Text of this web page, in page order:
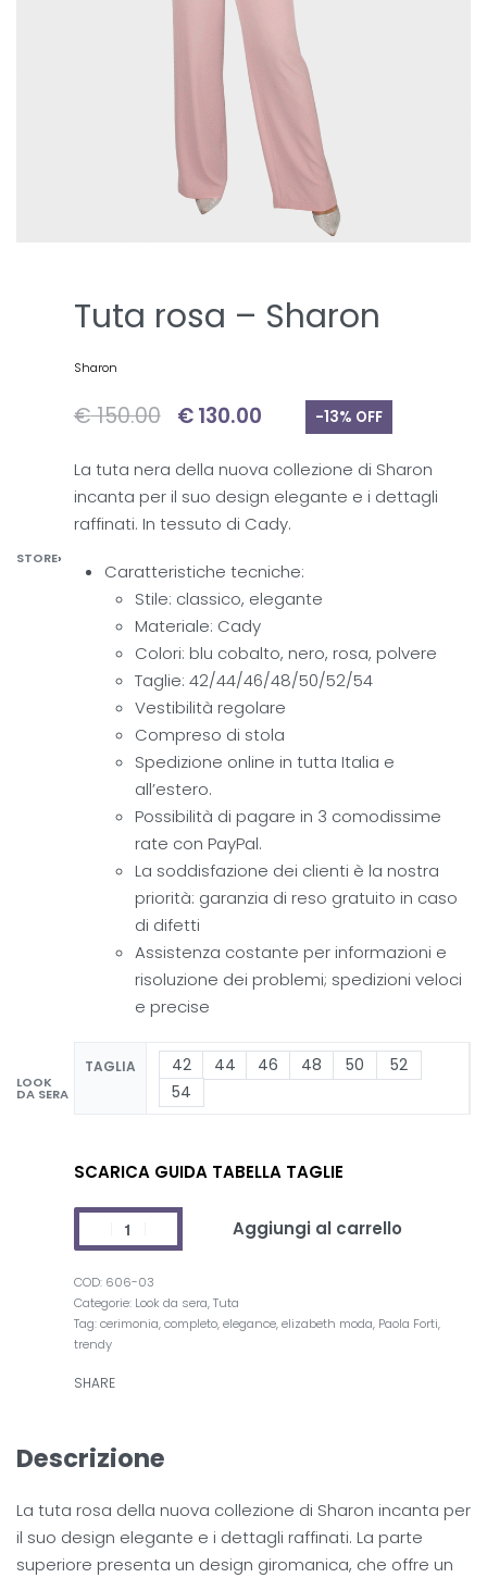
STORE›
LOOK
DA SERA
Tuta rosa – Sharon
Sharon
€150.00 €130.00 -13% OFF
La tuta nera della nuova collezione di Sharon
incanta per il suo design elegante e i dettagli
raffinati. In tessuto di Cady.
Caratteristiche tecniche:
Stile: classico, elegante
Materiale: Cady
Colori: blu cobalto, nero, rosa, polvere
Taglie: 42/44/46/48/50/52/54
Vestibilità regolare
Compreso di stola
Spedizione online in tutta Italia e
all’estero.
Possibilità di pagare in 3 comodissime
rate con PayPal.
La soddisfazione dei clienti è la nostra
priorità: garanzia di reso gratuito in caso
di difetti
Assistenza costante per informazioni e
risoluzione dei problemi; spedizioni veloci
e precise
TAGLIA 42 44 46 48 50
52
54
SCARICA GUIDA TABELLA TAGLIE
Aggiungi al carrello
606-03
Categorie: Look da sera,Tuta
Tag:cerimonia,completo,elegance,elizabeth moda, Paola Forti,
trendy
SHARE
Descrizione
La tuta rosa della nuova collezione di Sharon incanta per
il suo design elegante e i dettagli raffinati. La parte
superiore presenta un design giromanica, che offre un